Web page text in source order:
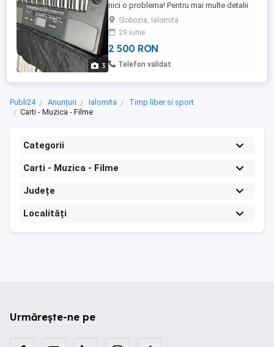
3
nici o problema! Pentru mai multe detalii
mesaj la nr:
Slobozia, Ialomita
29 iunie
2 500 RON
Telefon validat
Publi24 Anunțuri Ialomita
Timp liber si sport
Carti - Muzica - Filme
Categorii
Carti - Muzica - Filme
Județe
Localități
Urmărește-ne pe